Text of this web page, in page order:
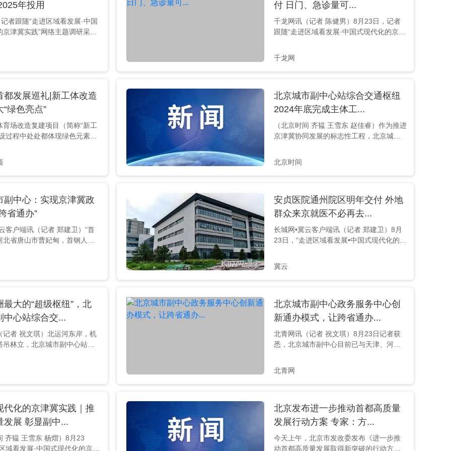
说，今后，副中心政务服务
施工现场。千龙网记者 陈健男摄 京雄大桥
位于永定河与京...
年投用
者跟随“走进区域看发展·中国
津冀实践”网络主题调研采访
副中心站枢纽工程位于北京市
里，西起北运河东岸，东至东
城遗址区，北起京哈铁路南
坨中路、杨坨一街，是“轨道
...
付 日门、急诊量可...
千龙网讯（记者 陈健男）8月23日，记者
跟随“走进区域看发展·中国式现代化的京津
医院通州院区，北京城建集团党支部书
记、经理马迅介绍，新建院区预计2023年
内完工，将于2024年交付，设计总床位数
人。 图为正在建设中的北京安贞医院通州
院区。千龙网记者 陈健男摄 新建88间“顶
级”洁净综合手术室 马迅介绍，北京安...
千龙网
都发展巡礼|新工体改造
绿色亮点”
育场改造复建项目（简称“新工
过程中处处都体现绿色元素：
郭谦 王雯雯
北京城市副中心站综合交通枢纽
2024年底完成主体工...
（北京时间 齐韫 王雪东 赵佳睿）作为推进
京津冀协同发展的标志性工程，北京城市
中，预计2024年底完成主体工程具备通车
条件，2025年实现高铁轨道交通等开通运
营。届时北京城市副中心站将直接连接大
冀”重要支点以及亚洲最大TOD项目。
北京时间
副中心：实现京津冀政
省通办”
客户端讯（记者 郑建卫）“首
省唐山市曹妃甸，首钢人要
看发展•中国式现代化的京津冀
心“跨省通办”的便捷与顺畅。
心政务服务中心大厅正门。
绍，北京城市副中心健全与天
...
安贞医院通州院区明年交付 外地
群众来京就医不必再去...
长城网•冀云客户端讯（记者 郑建卫）8月
23日，“走进区域看发展•中国式现代化的京
将完工的北京安贞医院通州院区。 “位于北
京市朝阳区的安贞医院，目前就医患者超
过半数来自天津市、河北省及周边区域。
用再到主城区了。”北京城建集团安贞医院
通州院区建设项目党支部书记、经理马迅
说。 安贞医院通州院区医疗综合楼。 长城
网•冀云客...
冀云
最大的“超级枢纽”，北
中心站综合交...
记者 祝文琪）北运河东岸，机
林立，北京城市副中心站综
程位于北京市通州区潞城镇杨
区，北起京哈铁路南侧路，南
杨坨一街，规划实施范围约
“轨道上的京津冀”的重要支点。
北京城市副中心政务服务中心创
新通办模式，让跨省通办...
北青网讯（记者 祝文琪）8月23日记者获
悉，北京城市副中心目前已与天津、河北
办”联动工作机制。还不到上午10点，北京
城市副中心政务服务中心内已经有许多人
在办理相关业务。 北京城市副中心政务服
在通州区，由于地处于北京东部，使得政
务服务中心可以为副中心及整个北京东部
地区提供市、区两级综合性的政务服
务。”据介绍，得益于...
北青网
代化的京津冀实践｜推
发展 彰显副中...
齐韫 王雪东 杨熠）8月23
域看发展·中国式现代化的京津
北京发布进一步推动首都高质量
发展行动方案 专家：方...
今天上午，北京市发改委发布《进一步推
动首都高质量发展取得新突破的行动方案